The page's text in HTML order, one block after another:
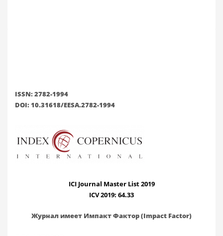
ISSN: 2782-1994
DOI: 10.31618/EESA.2782-1994
ICI Journal Master List 2019
ICV 2019: 64.33
Журнал имеет Импакт Фактор (Impact Factor)